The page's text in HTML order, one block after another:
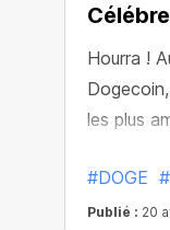
Hourra !
les plus
aussi
#DOGE
Publié : 20